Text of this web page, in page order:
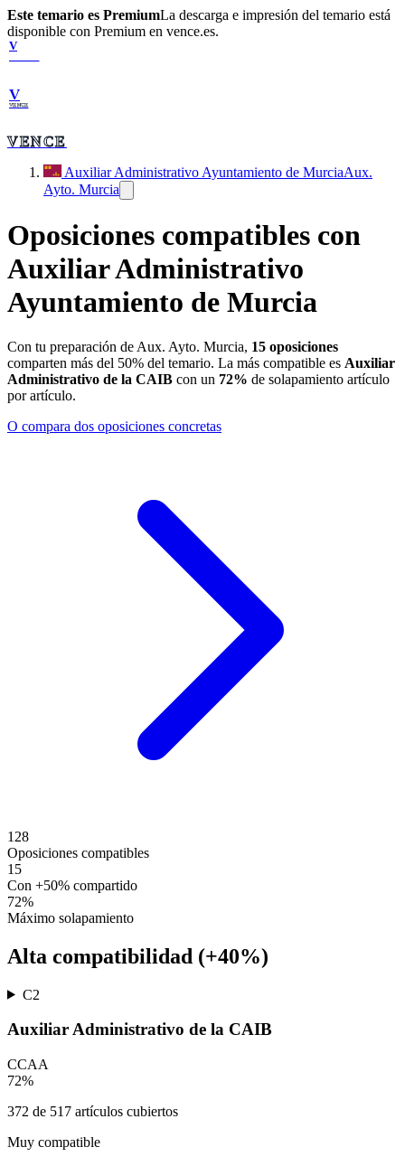
Este temario es PremiumLa descarga e impresión del temario está
disponible con Premium en vence.es.
V
V
VENCE
VENCE
Auxiliar Administrativo Ayuntamiento de MurciaAux.
Ayto. Murcia
Oposiciones compatibles con
Auxiliar Administrativo
Ayuntamiento de Murcia
Con tu preparación de Aux. Ayto. Murcia, 15 oposiciones
comparten más del 50% del temario. La más compatible es Auxiliar
Administrativo de la CAIB con un 72% de solapamiento artículo
por artículo.
O compara dos oposiciones concretas
128
Oposiciones compatibles
15
Con +50% compartido
72%
Máximo solapamiento
Alta compatibilidad (+40%)
C2
Auxiliar Administrativo de la CAIB
CCAA
72%
372 de 517 artículos cubiertos
Muy compatible